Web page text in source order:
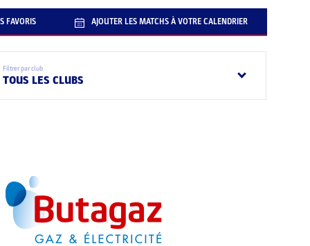
FAVORIS AJOUTER LES MATCHS À VOTRE CALENDRIER
Filtrer par club
TOUS LES CLUBS